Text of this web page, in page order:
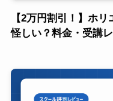
【2万円割引！】ホ
怪しい？料金・受講